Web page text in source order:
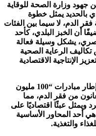
جهود وزارة الصحة للوقاية
بالحديد يمثل خطوة
الدم، لا سيما بين الفئات
أن الخبز البلدي، كأحد
يشكل وسيلة فعالة
الرعاية الصحية
الإنتاجية الاقتصادية
وأوضح أن المسح الصحي الذي تم في إطار مبادرات “100 مليون
يعانون من فقر الدم، مما
ويمثل عبئًا اقتصاديًا على
هي أحد المحاور الأساسية
والتغذية.